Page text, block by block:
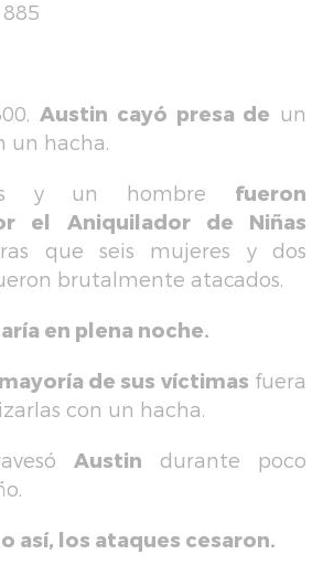
Austin cayó presa de un
un hacha.
y un hombre fueron
el Aniquilador de Niñas
que seis mujeres y dos
brutalmente atacados.
en plena noche.
mayoría de sus víctimas fuera
con un hacha.
Austin durante poco
así, los ataques cesaron.